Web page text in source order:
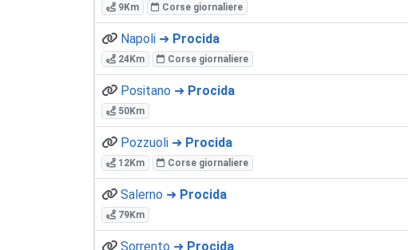
9Km Corse giornaliere
Napoli ➜ Procida
24Km Corse giornaliere
Positano ➜ Procida
50Km
Pozzuoli ➜ Procida
12Km Corse giornaliere
Salerno ➜ Procida
79Km
Sorrento ➜ Procida